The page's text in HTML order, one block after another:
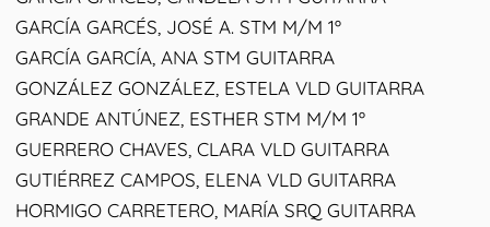
GARCÍA GARCÉS, JOSÉ A. STM M/M 1º
GARCÍA GARCÍA, ANA STM GUITARRA
GONZÁLEZ GONZÁLEZ, ESTELA VLD GUITARRA
GRANDE ANTÚNEZ, ESTHER STM M/M 1º
GUERRERO CHAVES, CLARA VLD GUITARRA
GUTIÉRREZ CAMPOS, ELENA VLD GUITARRA
HORMIGO CARRETERO, MARÍA SRQ GUITARRA